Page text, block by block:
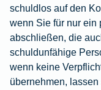
schuldlos auf den
wenn Sie für nur ein
abschließen, die
schuldunfähige
wenn keine
übernehmen,